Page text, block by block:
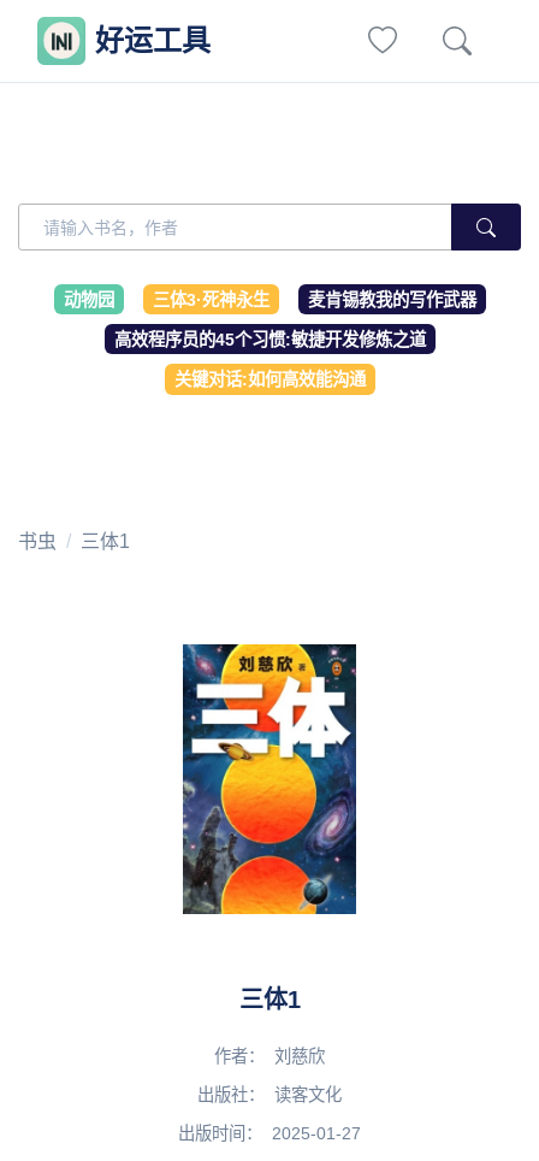
好运工具
动物园 三体3·死神永生 麦肯锡教我的写作武器
高效程序员的45个习惯:敏捷开发修炼之道
关键对话:如何高效能沟通
书虫 三体1
三体1
作者：
刘慈欣
出版社：
读客文化
出版时间：
2025-01-27